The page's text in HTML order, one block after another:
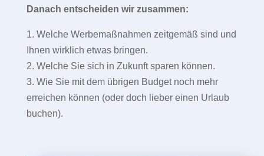
Danach entscheiden wir zusammen:
1. Welche Werbemaßnahmen zeitgemäß sind und
Ihnen wirklich etwas bringen.
2. Welche Sie sich in Zukunft sparen können.
3. Wie Sie mit dem übrigen Budget noch mehr
erreichen können (oder doch lieber einen Urlaub
buchen).